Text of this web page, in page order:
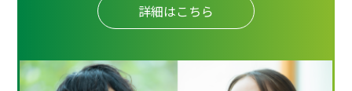
詳細はこちら